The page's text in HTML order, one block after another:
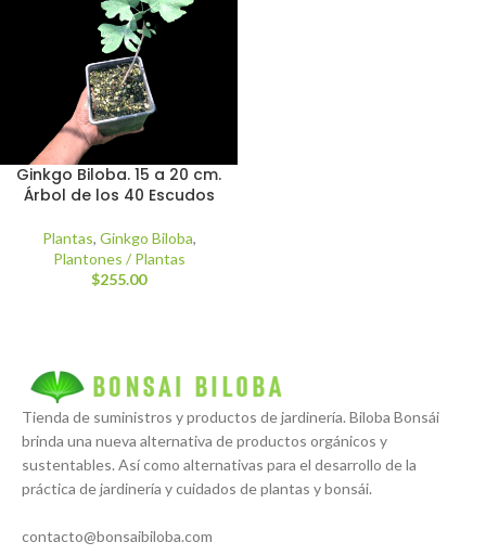
Ginkgo Biloba. 15 a 20 cm.
Árbol de los 40 Escudos
Plantas, Ginkgo Biloba,
Plantones / Plantas
$255.00
Tienda de suministros y productos de jardinería. Biloba Bonsái
brinda una nueva alternativa de productos orgánicos y
sustentables. Así como alternativas para el desarrollo de la
práctica de jardinería y cuidados de plantas y bonsái.
contacto@bonsaibiloba.com